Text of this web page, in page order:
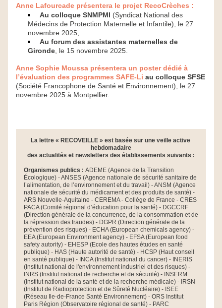
Anne Lafourcade présentera le projet RecoCrèches :
Au colloque SNMPMI (Syndicat National des
Médecins de Protection Maternelle et Infantile), le 27
novembre 2025,
Au forum des assistantes maternelles de
Gironde , le 15 novembre 2025.
Anne Sophie Moussa présentera un poster dédié à
l’évaluation des programmes SAFE-Li au colloque SFSE
(Société Francophone de Santé et Environnement), le 27
novembre 2025 à Montpellier.
La lettre « RECOVEILLE » est basée sur une veille active
hebdomadaire
des actualités et newsletters des établissements suivants :
Organismes publics : ADEME (Agence de la Transition
Écologique) - ANSES (Agence nationale de sécurité sanitaire de
l’alimentation, de l’environnement et du travail) - ANSM (Agence
nationale de sécurité du médicament et des produits de santé) -
ARS Nouvelle-Aquitaine - CEREMA - Collège de France - CRES
PACA (Comité régional d’éducation pour la santé) - DGCCRF
(Direction générale de la concurrence, de la consommation et de
la répression des fraudes) - DGPR (Direction générale de la
prévention des risques) - ECHA (European chemicals agency) -
EEA (European Environment agency) - EFSA (European food
safety autority) - EHESP (Ecole des hautes études en santé
publique) - HAS (Haute autorité de santé) - HCSP (Haut conseil
en santé publique) - INCA (Institut national du cancer) - INERIS
(Institut national de l'environnement industriel et des risques) -
INRS (Institut national de recherche et de sécurité) - INSERM
(Institut national de la santé et de la recherche médicale) - IRSN
(Institut de Radioprotection et de Sûreté Nucléaire) - ISEE
(Réseau Ile-de-France Santé Environnement) - ORS Institut
Paris Région (Observatoire régional de santé) - PARC